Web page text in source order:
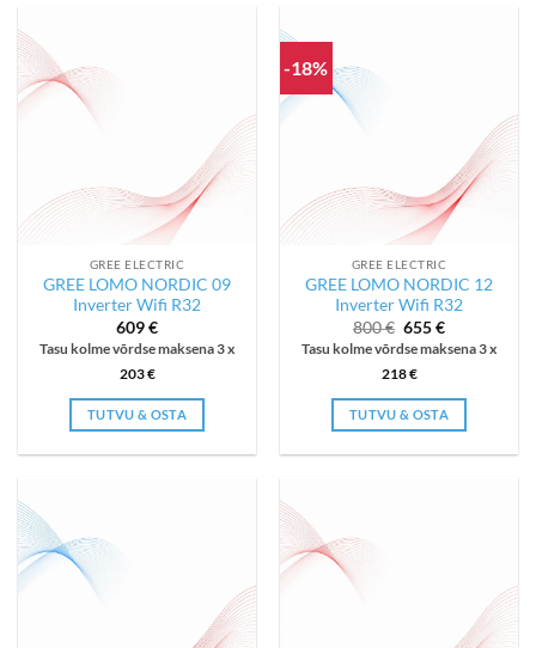
GREE ELECTRIC
GREE LOMO NORDIC 09
Inverter Wifi R32
609€
Tasu kolme võrdse maksena 3 x
203€
TUTVU & OSTA
-18%
GREE ELECTRIC
GREE LOMO NORDIC 12
Inverter Wifi R32
800€ Algne
hind
oli:
800 €.
655€Current
price
is:
Tasu kolme võrdse maksena 3 x
218€
TUTVU & OSTA